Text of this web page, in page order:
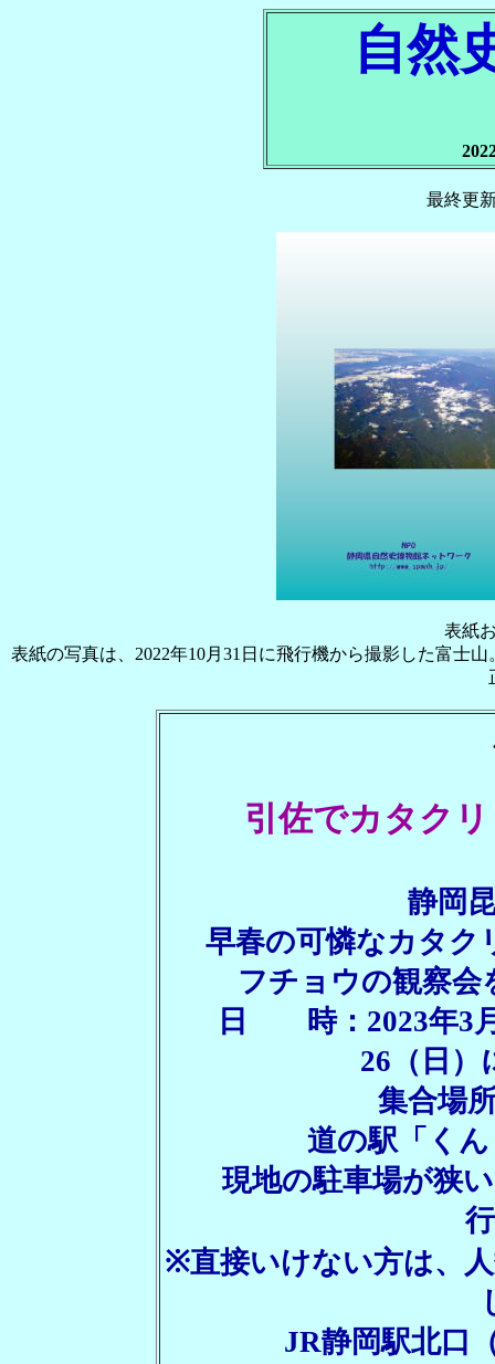
自然
最終更
表紙
表紙の写真は、2022年10月31日に飛行機から撮影した富
引佐でカタク
静岡
早春の可憐なカタク
フチョウの観察会
日 時：2023年3月
26（日）
集合場
道の駅「くん
現地の駐車場が狭い
※直接いけない方は、
JR静岡駅北口